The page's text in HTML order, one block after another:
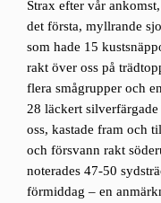
Strax efter vår
det första, myllrande
som hade 15
rakt över oss på
flera smågrupper och
28 läckert
oss, kastade fram och
och försvann rakt
noterades 47-50
förmiddag – en